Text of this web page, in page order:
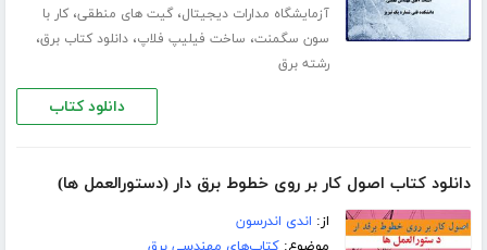
آزمایشگاه مدارات دیجیتال،گیت های منطقی،کار با
سون سگمنت، ساخت فیلیپ فلاپ،دانلود کتاب برق،
رشته برق
دانلود کتاب
دانلود کتاب اصول کار بر روی خطوط برق دار (دستورالعمل ها)
از: اندی اندرسون